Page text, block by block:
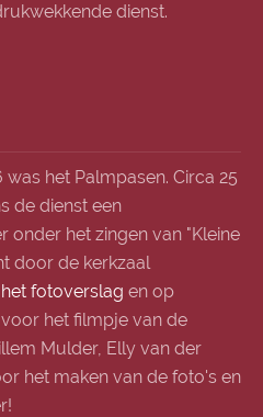
dienst.
het Palmpasen. Circa 25
de dienst een
onder het zingen van "Kleine
door de kerkzaal
fotoverslag en op
het filmpje van de
Mulder, Elly van der
het maken van de foto's en